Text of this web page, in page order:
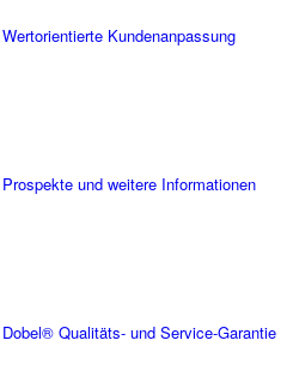
Wertorientierte Kundenanpassung
Prospekte und weitere Informationen
Dobel® Qualitäts- und Service-Garantie